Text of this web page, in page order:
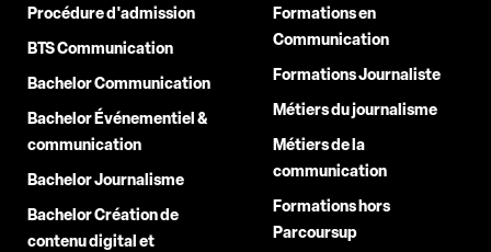
Procédure d'admission
BTS Communication
Bachelor Communication
Bachelor Événementiel &
communication
Bachelor Journalisme
Bachelor Création de
contenu digital et
Formations en
Communication
Formations Journaliste
Métiers du journalisme
Métiers de la
communication
Formations hors
Parcoursup